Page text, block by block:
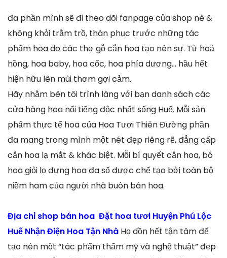
đa phần mình sẽ đi theo dõi fanpage của shop nè &
không khỏi trằm trồ, thán phục trước những tác
phẩm hoa do các thợ gỗ cắn hoa tạo nên sự. Từ hoả
hồng, hoa baby, hoa cốc, hoa phía dương… hầu hết
hiện hữu lên mùi thơm gợi cảm.
Hãy nhằm bên tôi trình làng với bạn danh sách các
cửa hàng hoa nổi tiếng độc nhất sống Huế. Mỗi sản
phẩm thực tế hoa của Hoa Tươi Thiên Đường phần
đa mang trong mình một nét đẹp riêng rẽ, đẳng cấp
cắn hoa lạ mắt & khác biệt. Mỗi bí quyết cắn hoa, bó
hoa giỏi lọ đựng hoa đa số được chế tạo bởi toàn bộ
niềm ham của người nhà buôn bán hoa.
Địa chỉ shop bán hoa Đặt hoa tươi Huyện Phú Lộc
Huế Nhận Điện Hoa Tận Nhà Họ dồn hết tận tâm để
tạo nên một “tác phẩm thẩm mỹ và nghệ thuật” đẹp